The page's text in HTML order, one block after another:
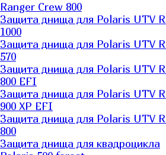
Ranger Сrew 800
Защита днища для Polaris UTV
1000
Защита днища для Polaris UTV
570
Защита днища для Polaris UTV
800 EFI
Защита днища для Polaris UTV
900 XP EFI
Защита днища для Polaris UTV
800
Защита днища для квадроцикла